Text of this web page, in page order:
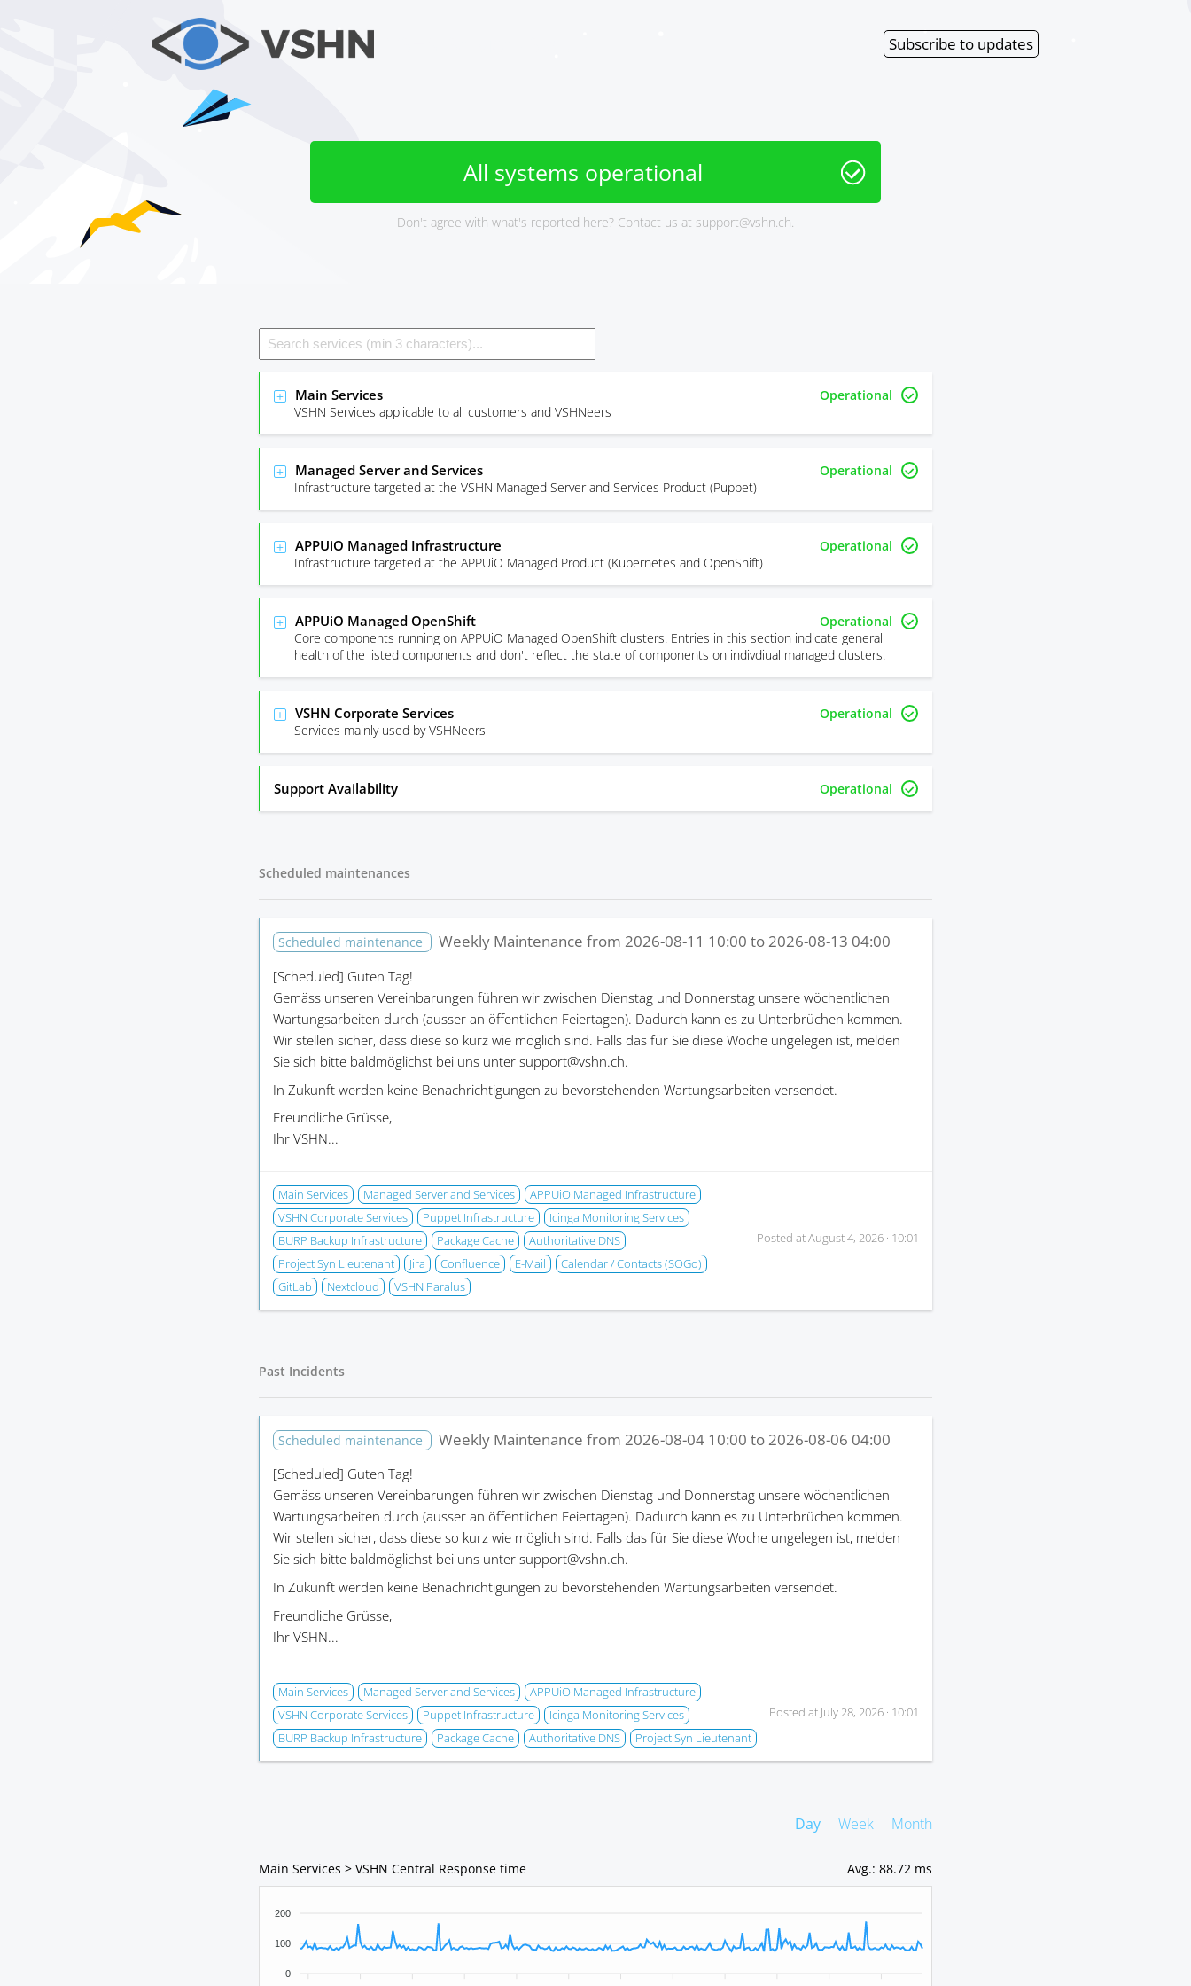
Subscribe to updates
All systems operational
Don't agree with what's reported here? Contact us at support@vshn.ch.
Main Services
Operational
VSHN Services applicable to all customers and VSHNeers
Managed Server and Services
Operational
Infrastructure targeted at the VSHN Managed Server and Services Product (Puppet)
APPUiO Managed Infrastructure
Operational
Infrastructure targeted at the APPUiO Managed Product (Kubernetes and OpenShift)
APPUiO Managed OpenShift
Operational
Core components running on APPUiO Managed OpenShift clusters. Entries in this section indicate general
health of the listed components and don't reflect the state of components on indivdiual managed clusters.
VSHN Corporate Services
Operational
Services mainly used by VSHNeers
Support Availability Operational
Scheduled maintenances
Scheduled maintenance Weekly Maintenance from 2026-08-11 10:00 to2026-08-13 04:00
[Scheduled] Guten Tag!
Gemäss unseren Vereinbarungen führen wir zwischen Dienstag und Donnerstag unsere wöchentlichen
Wartungsarbeiten durch (ausser an öffentlichen Feiertagen). Dadurch kann es zu Unterbrüchen kommen.
Wir stellen sicher, dass diese so kurz wie möglich sind. Falls das für Sie diese Woche ungelegen ist, melden
Sie sich bitte baldmöglichst bei uns unter support@vshn.ch.
In Zukunft werden keine Benachrichtigungen zu bevorstehenden Wartungsarbeiten versendet.
Freundliche Grüsse,
Ihr VSHN...
Main Services Managed Server and Services
APPUiO Managed Infrastructure
VSHN Corporate Services
Puppet Infrastructure
Icinga Monitoring Services
BURP Backup Infrastructure
Package Cache
Authoritative DNS
Project Syn Lieutenant
Jira Confluence E-Mail
Calendar / Contacts (SOGo)
GitLab
Nextcloud VSHN Paralus
Posted atAugust 4, 2026 · 10:01
Past Incidents
Scheduled maintenance Weekly Maintenance from 2026-08-04 10:00 to 2026-08-06 04:00
[Scheduled] Guten Tag!
Gemäss unseren Vereinbarungen führen wir zwischen Dienstag und Donnerstag unsere wöchentlichen
Wartungsarbeiten durch (ausser an öffentlichen Feiertagen). Dadurch kann es zu Unterbrüchen kommen.
Wir stellen sicher, dass diese so kurz wie möglich sind. Falls das für Sie diese Woche ungelegen ist, melden
Sie sich bitte baldmöglichst bei uns unter support@vshn.ch.
In Zukunft werden keine Benachrichtigungen zu bevorstehenden Wartungsarbeiten versendet.
Freundliche Grüsse,
Ihr VSHN...
Main Services Managed Server and Services
APPUiO Managed Infrastructure
VSHN Corporate Services
Puppet Infrastructure
Icinga Monitoring Services
BURP Backup Infrastructure
Package Cache Authoritative DNS Project Syn Lieutenant
Posted at July 28, 2026 · 10:01
Day Week Month
Main Services > VSHN Central Response time Avg.: 88.72 ms
200
100
0